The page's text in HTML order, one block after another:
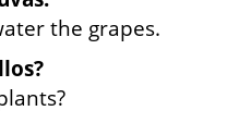
the grapes.